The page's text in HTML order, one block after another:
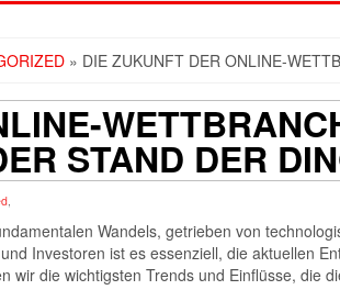
» DIE ZUKUNFT DER ONLINE-
STAND DER
,
Wandels, getrieben von
Investoren ist es essenziell, die aktuellen
wir die wichtigsten Trends und Einflüsse, die